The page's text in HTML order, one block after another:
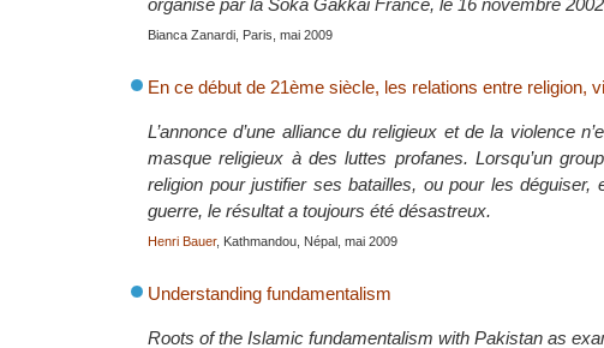
organisé par la Soka Gakkai France, le 16 novembre
Bianca Zanardi, Paris, mai 2009
En ce début de 21ème siècle, les relations entre religion,
L’annonce d’une alliance du religieux et de la violence
masque religieux à des luttes profanes. Lorsqu’un
religion pour justifier ses batailles, ou pour les
guerre, le résultat a toujours été désastreux.
Henri Bauer, Kathmandou, Népal, mai 2009
Understanding fundamentalism
Roots of the Islamic fundamentalism with Pakistan as